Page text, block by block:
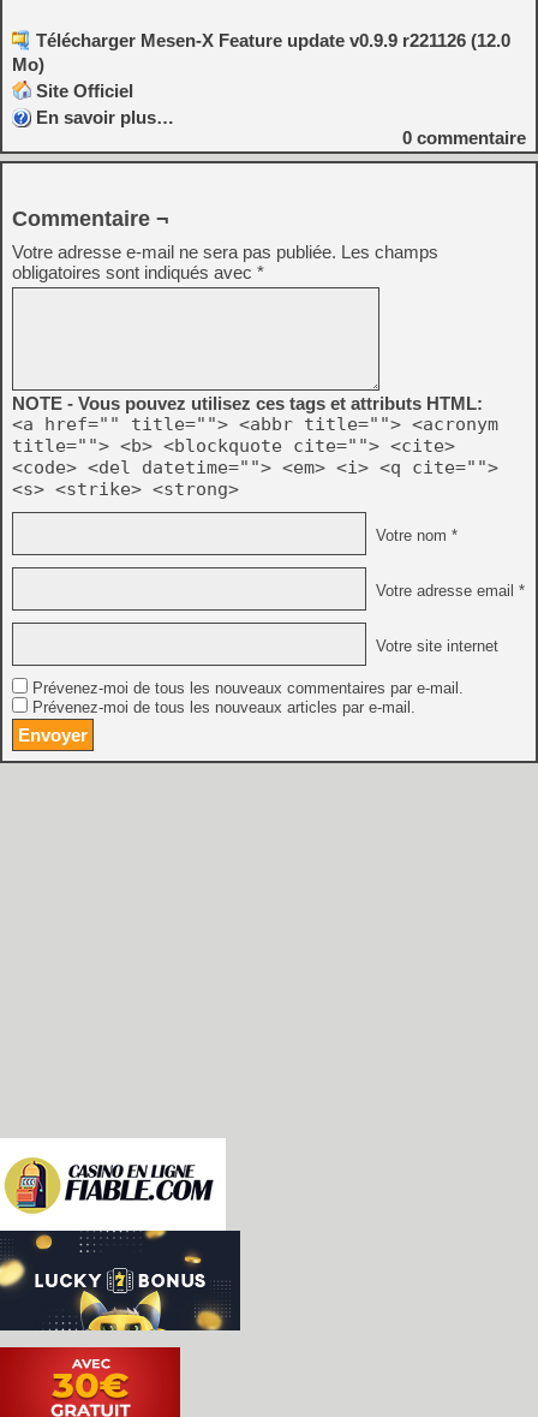
Télécharger Mesen-X Feature update v0.9.9 r221126 (12.0
Mo)
Site Officiel
En savoir plus…
0 commentaire
Commentaire ¬
Votre adresse e-mail ne sera pas publiée. Les champs
obligatoires sont indiqués avec *
NOTE - Vous pouvez utilisez ces tags et attributs HTML:
<a href="" title=""> <abbr title=""> <acronym
title=""> <b> <blockquote cite=""> <cite>
<code> <del datetime=""> <em> <i> <q cite="">
<s> <strike> <strong>
Votre nom *
Votre adresse email *
Votre site internet
Prévenez-moi de tous les nouveaux commentaires par e-mail.
Prévenez-moi de tous les nouveaux articles par e-mail.